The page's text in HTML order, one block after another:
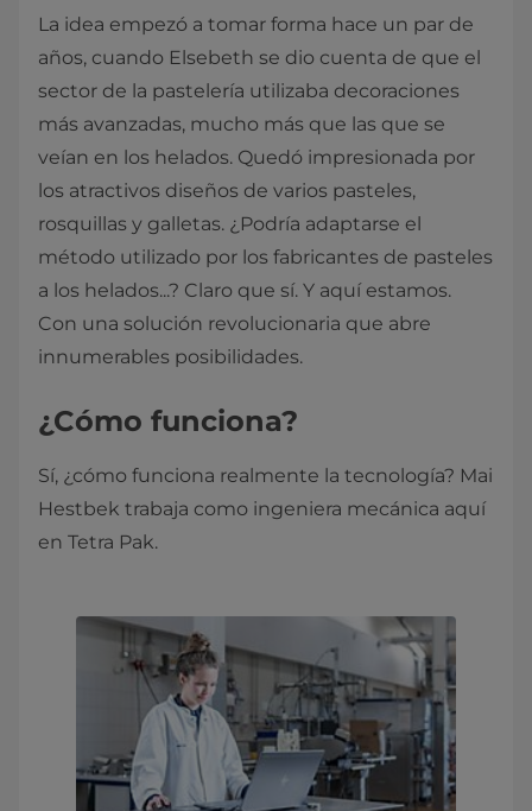
La idea empezó a tomar forma hace un par de
años, cuando Elsebeth se dio cuenta de que el
sector de la pastelería utilizaba decoraciones
más avanzadas, mucho más que las que se
veían en los helados. Quedó impresionada por
los atractivos diseños de varios pasteles,
rosquillas y galletas. ¿Podría adaptarse el
método utilizado por los fabricantes de pasteles
a los helados...? Claro que sí. Y aquí estamos.
Con una solución revolucionaria que abre
innumerables posibilidades.
¿Cómo funciona?
Sí, ¿cómo funciona realmente la tecnología? Mai
Hestbek trabaja como ingeniera mecánica aquí
en Tetra Pak.